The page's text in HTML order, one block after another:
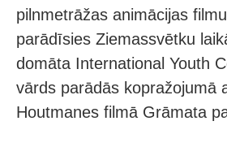
pilnmetrāžas animācijas
parādīsies Ziemassvētku
domāta International Youth
vārds parādās kopražojumā
Houtmanes filmā Grāmata